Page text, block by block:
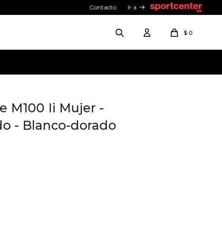
$ 0
Contacto Ir a
M100 Ii Mujer -
- Blanco-dorado